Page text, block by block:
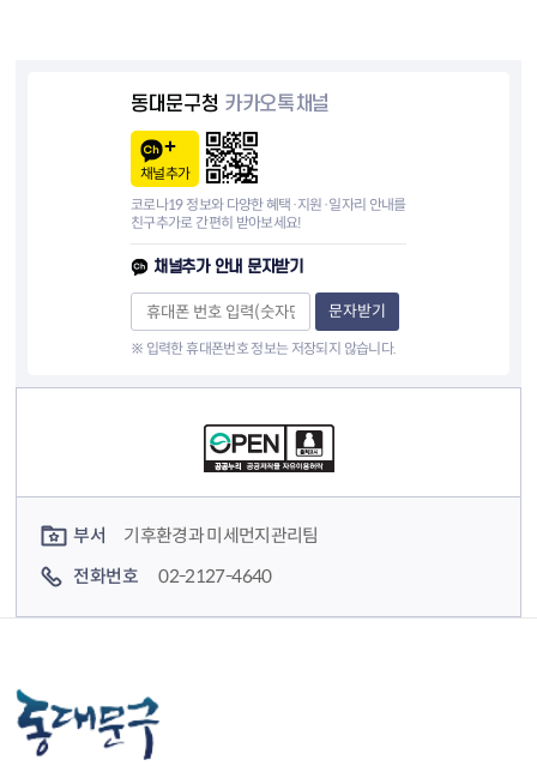
동대문구청 카카오톡채널
채널추가
코로나19 정보와 다양한 혜택·지원·일자리 안내를
친구추가로 간편히 받아보세요!
채널추가 안내 문자받기
문자받기
※ 입력한 휴대폰번호 정보는 저장되지 않습니다.
부서
기후환경과 미세먼지관리팀
전화번호
02-2127-4640